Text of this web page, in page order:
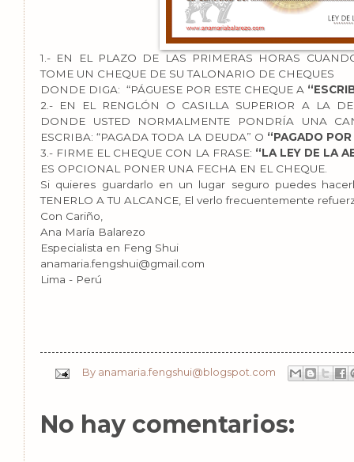
1.- EN EL PLAZO DE LAS PRIMERAS HORAS
TOME UN CHEQUE DE SU TALONARIO DE CHEQUES
DONDE DIGA: “PÁGUESE POR ESTE CHEQUE A
2.- EN EL RENGLÓN O CASILLA SUPERIOR A LA
DONDE USTED NORMALMENTE PONDRÍA UNA
ESCRIBA: “PAGADA TODA LA DEUDA” O “PAGADO
3.- FIRME EL CHEQUE CON LA FRASE: “LA LEY DE LA
ES OPCIONAL PONER UNA FECHA EN EL CHEQUE.
Si quieres guardarlo en un lugar seguro puedes
TENERLO A TU ALCANCE, El verlo frecuentemente
Con Cariño,
Ana María Balarezo
Especialista en Feng Shui
anamaria.fengshui@gmail.com
Lima - Perú
By anamaria.fengshui@blogspot.com
No hay comentarios: